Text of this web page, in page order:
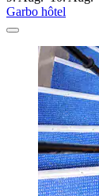
Garbo hôtel